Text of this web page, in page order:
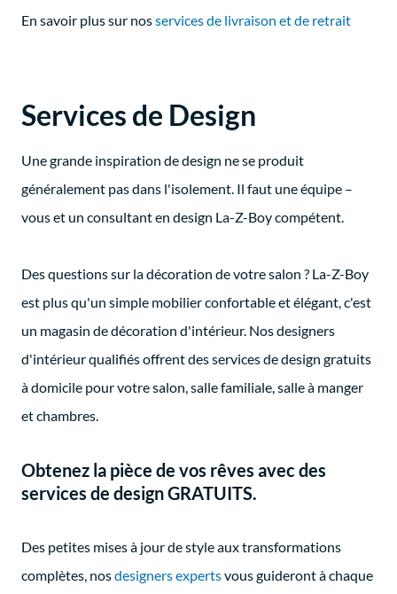
En savoir plus sur nosservices de livraison et de retrait
Services de Design
Une grande inspiration de design ne se produit
généralement pas dans l'isolement. Il faut une équipe –
vous et un consultant en design La-Z-Boy compétent.
Des questions sur la décoration de votre salon ? La-Z-Boy
est plus qu'un simple mobilier confortable et élégant, c'est
un magasin de décoration d'intérieur. Nos designers
d'intérieur qualifiés offrent des services de design gratuits
à domicile pour votre salon, salle familiale, salle à manger
et chambres.
Obtenez la pièce de vos rêves avec des
services de design GRATUITS.
Des petites mises à jour de style aux transformations
complètes, nosdesigners expertsvous guideront à chaque